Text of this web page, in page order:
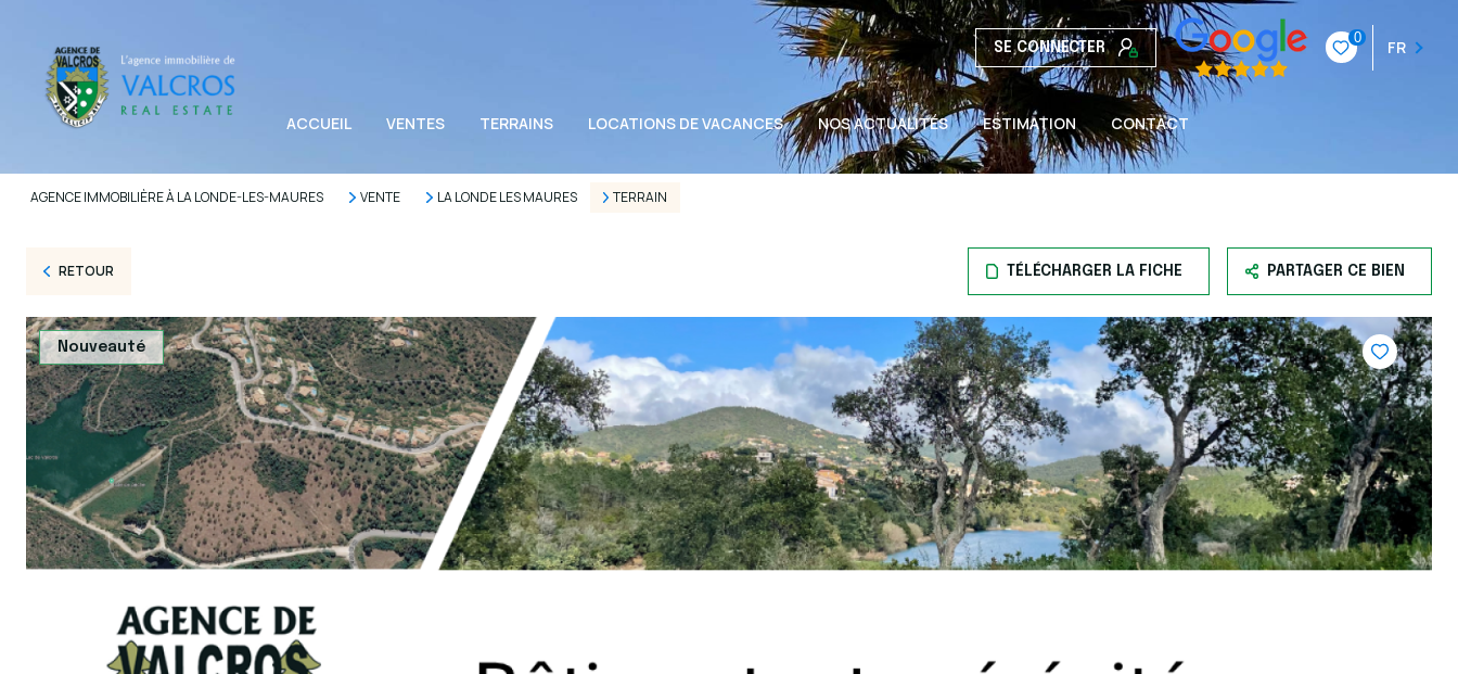
SE CONNECTER
0 FR
ACCUEIL VENTES TERRAINS LOCATIONS DE VACANCES NOS ACTUALITÉS ESTIMATION CONTACT
AGENCE IMMOBILIÈRE À LA LONDE-LES-MAURES VENTE LA LONDE LES MAURES TERRAIN
RETOUR TÉLÉCHARGER LA FICHE PARTAGER CE BIEN
Nouveauté